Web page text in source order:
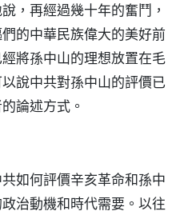
，再經過幾十年的奮鬥，
的中華民族偉大的美好前
將孫中山的理想放置在毛
說中共對孫中山的評價已
論述方式。
如何評價辛亥革命和孫中
治動機和時代需要。以往